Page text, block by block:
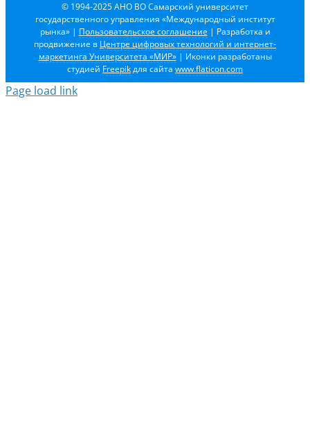
© 1994-2025 АНО ВО Самарский университет
государственного управления «Международный институт
рынка» | Пользовательское соглашение | Разработка и
продвижение в Центре цифровых технологий и интернет-
маркетинга Университета «МИР»| Иконки разработаны
студией Freepikдля сайта www.flaticon.com
Page load link